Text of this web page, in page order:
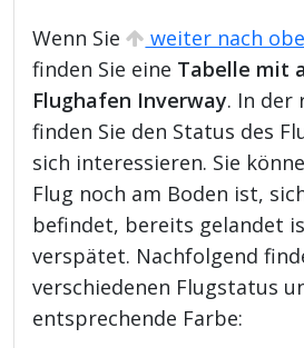
Wenn Sie weiter nach
finden Sie eine Tabelle mit
Flughafen Inverway. In der
finden Sie den Status des
sich interessieren. Sie
Flug noch am Boden ist,
befindet, bereits gelandet
verspätet. Nachfolgend
verschiedenen Flugstatus
entsprechende Farbe: